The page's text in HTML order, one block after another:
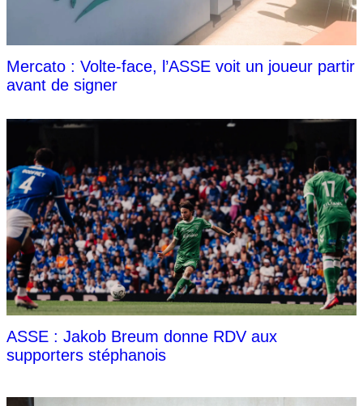
Mercato : Volte-face, l’ASSE voit un joueur partir
avant de signer
ASSE : Jakob Breum donne RDV aux
supporters stéphanois